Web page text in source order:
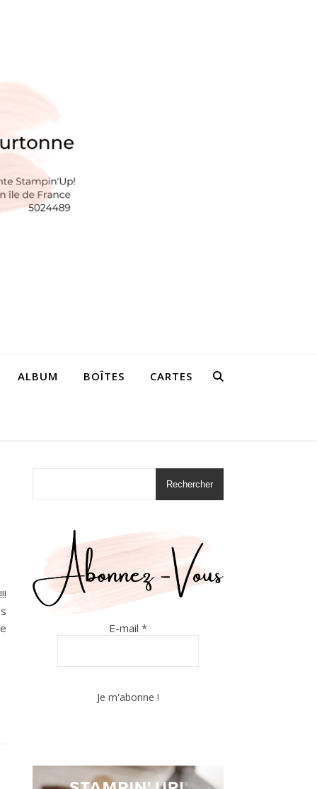
ALBUM BOÎTES CARTES
Rechercher
E-mail *